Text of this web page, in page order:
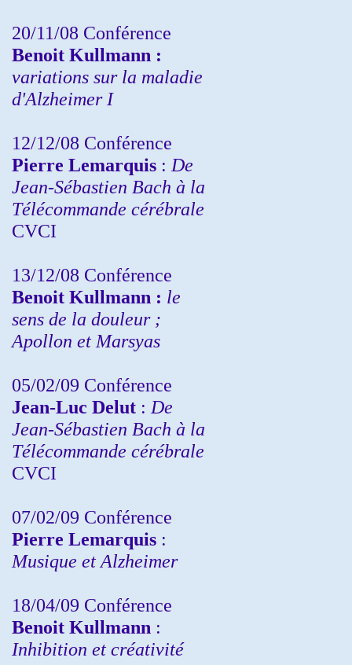
20/11/08 Conférence
Benoit Kullmann :
variations sur la maladie
d'Alzheimer I
12/12/08 Conférence
Pierre Lemarquis : De
Jean-Sébastien Bach à la
Télécommande cérébrale
CVCI
13/12/08 Conférence
Benoit Kullmann : le
sens de la douleur ;
Apollon et Marsyas
05/02/09 Conférence
Jean-Luc Delut : De
Jean-Sébastien Bach à la
Télécommande cérébrale
CVCI
07/02/09 Conférence
Pierre Lemarquis :
Musique et Alzheimer
18/04/09 Conférence
Benoit Kullmann :
Inhibition et créativité